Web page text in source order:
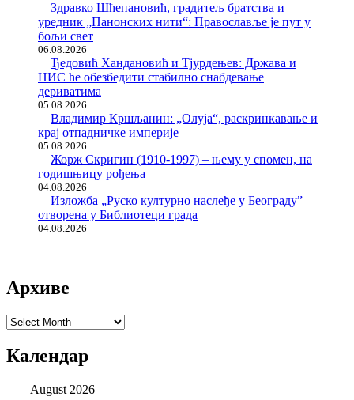
Здравко Шћепановић, градитељ братства и
уредник „Панонских нити“: Православље је пут у
бољи свет
06.08.2026
Ђедовић Хандановић и Тјурдењев: Држава и
НИС ће обезбедити стабилно снабдевање
дериватима
05.08.2026
Владимир Кршљанин: „Олуја“, раскринкавање и
крај отпадничке империје
05.08.2026
Жорж Скригин (1910-1997) – њему у спомен, на
годишњицу рођења
04.08.2026
Изложба „Руско културно наслеђе у Београду”
отворена у Библиотеци града
04.08.2026
Архиве
Архиве
Календар
August 2026